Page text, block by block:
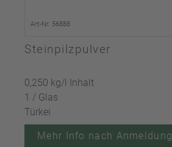
Art-Nr. 56888
Steinpilzpulver
0,250 kg/l Inhalt
1 / Glas
Türkei
Mehr Info nach Anmeldung